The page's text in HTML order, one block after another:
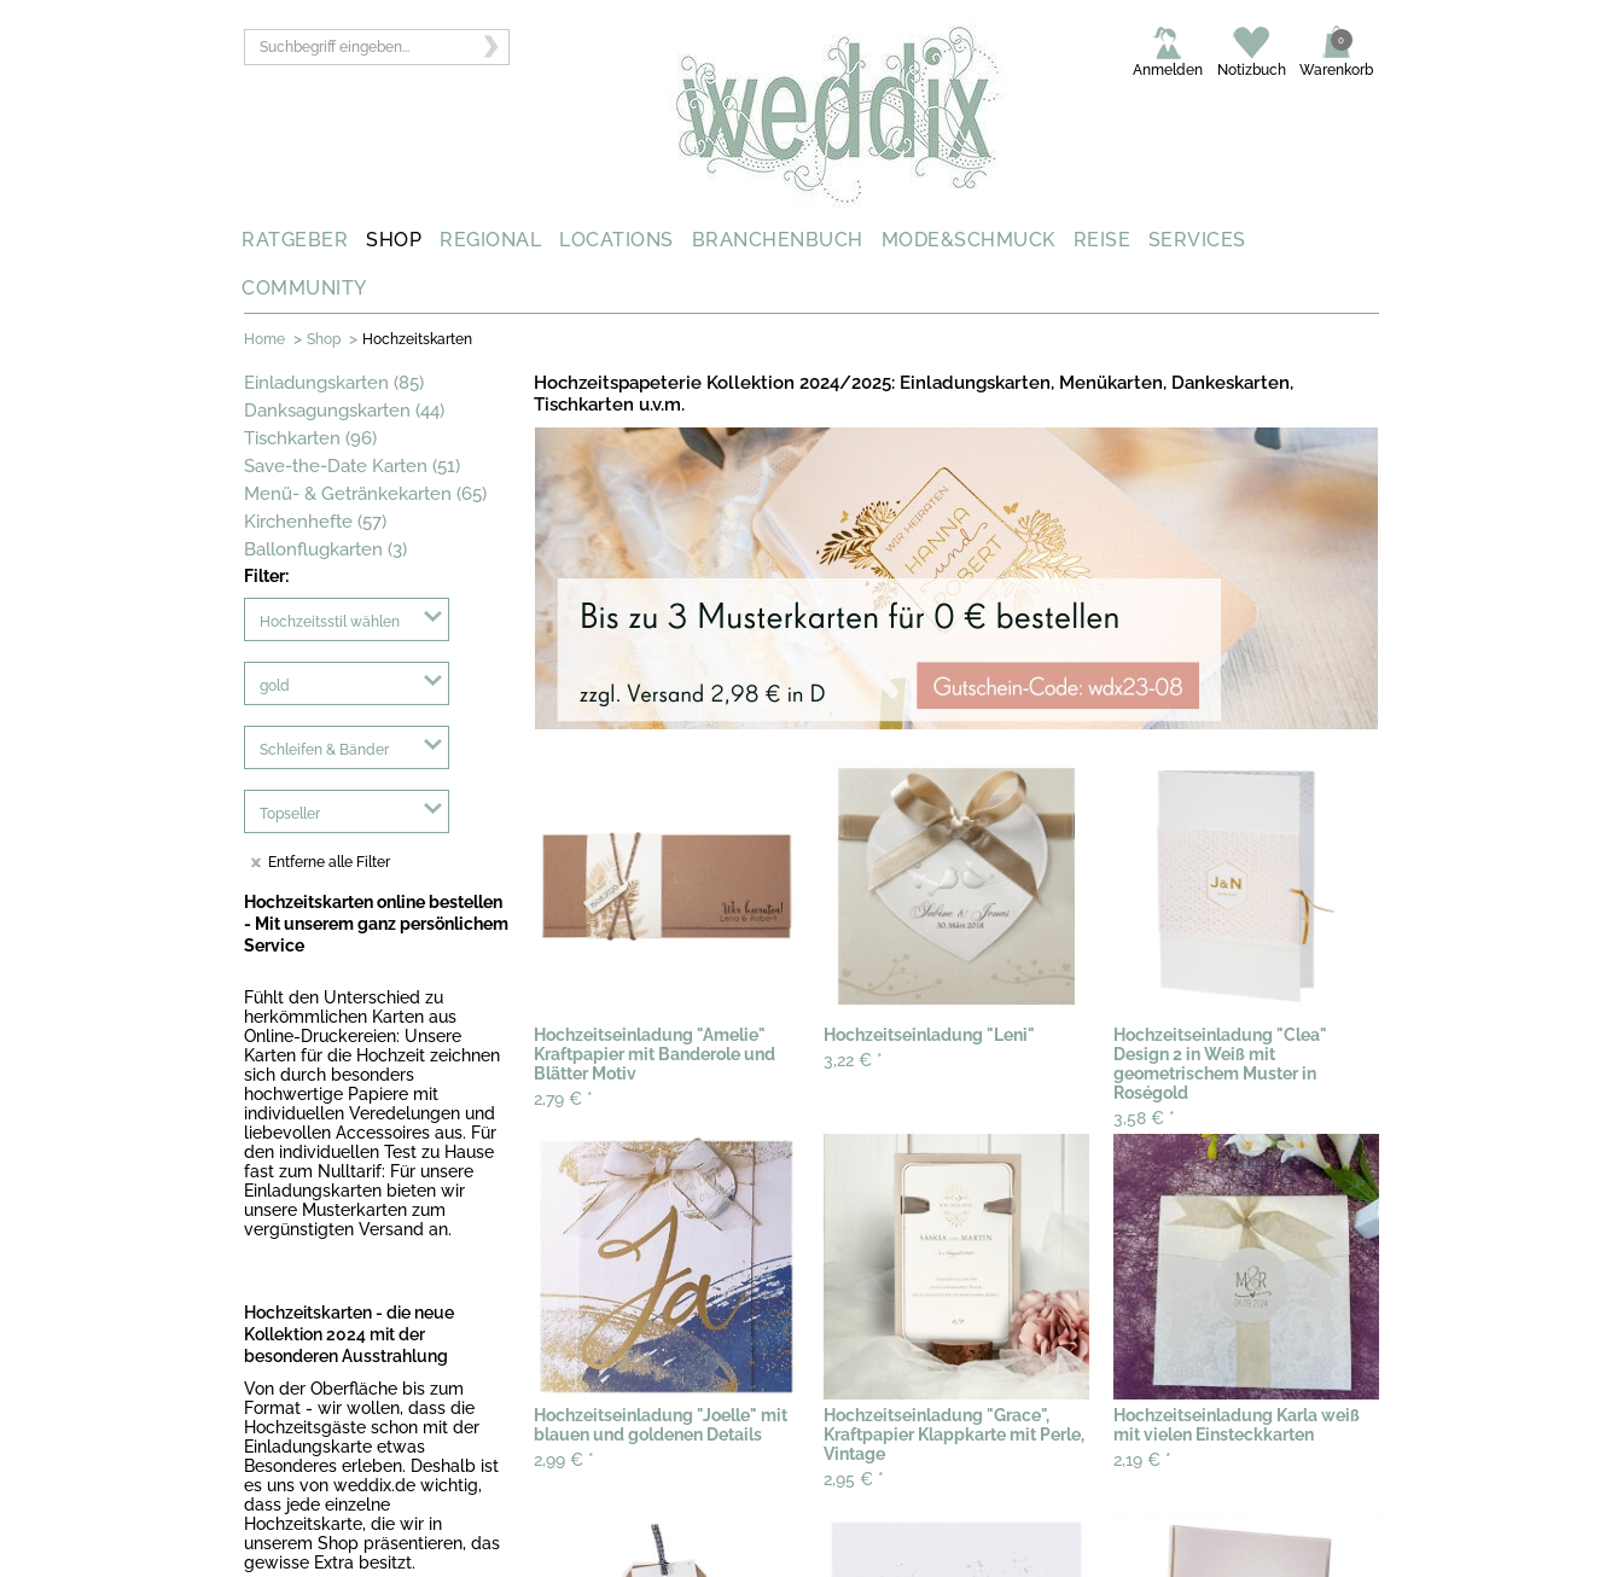
Warenkorb
0
Notizbuch
Anmelden
RATGEBER SHOP REGIONAL LOCATIONS BRANCHENBUCH MODE&SCHMUCK REISE SERVICES
COMMUNITY
Home > Shop > Hochzeitskarten
Einladungskarten (85)
Danksagungskarten (44)
Tischkarten (96)
Save-the-Date Karten (51)
Menü- & Getränkekarten (65)
Kirchenhefte (57)
Ballonflugkarten (3)
Filter:
Hochzeitsstil wählen
gold
Schleifen & Bänder
Topseller
Entferne alle Filter
Hochzeitskarten online bestellen
- Mit unserem ganz persönlichem
Service
Fühlt den Unterschied zu
herkömmlichen Karten aus
Online-Druckereien: Unsere
Karten für die Hochzeit zeichnen
sich durch besonders
hochwertige Papiere mit
individuellen Veredelungen und
liebevollen Accessoires aus. Für
den individuellen Test zu Hause
fast zum Nulltarif: Für unsere
Einladungskarten bieten wir
unsere Musterkarten zum
vergünstigten Versand an.
Hochzeitskarten - die neue
Kollektion 2024 mit der
besonderen Ausstrahlung
Von der Oberfläche bis zum
Format - wir wollen, dass die
Hochzeitsgäste schon mit der
Einladungskarte etwas
Besonderes erleben. Deshalb ist
es uns von weddix.de wichtig,
dass jede einzelne
Hochzeitskarte, die wir in
unserem Shop präsentieren, das
gewisse Extra besitzt.
Hochzeitspapeterie Kollektion 2024/2025: Einladungskarten, Menükarten, Dankeskarten,
Tischkarten u.v.m.
Hochzeitseinladung "Amelie"
Kraftpapier mit Banderole und
Blätter Motiv
2,79 € *
Hochzeitseinladung "Leni"
3,22 € *
Hochzeitseinladung "Clea"
Design 2 in Weiß mit
geometrischem Muster in
Roségold
3,58 € *
Hochzeitseinladung "Joelle" mit
blauen und goldenen Details
2,99 € *
Hochzeitseinladung "Grace",
Kraftpapier Klappkarte mit Perle,
Vintage
2,95 € *
Hochzeitseinladung Karla weiß
mit vielen Einsteckkarten
2,19 € *